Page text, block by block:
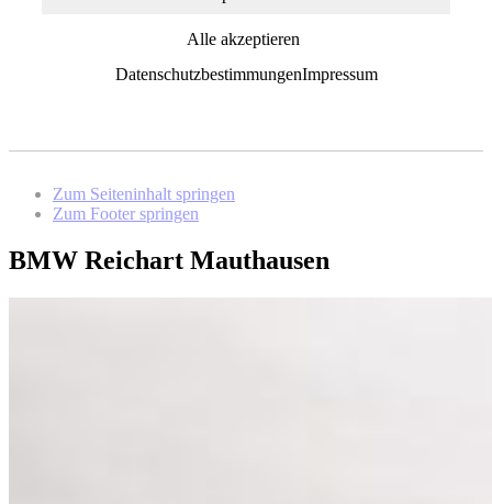
Alle akzeptieren
DatenschutzbestimmungenImpressum
Zum Seiteninhalt springen
Zum Footer springen
BMW Reichart Mauthausen